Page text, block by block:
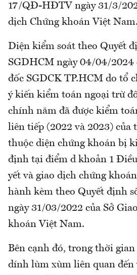
17/QĐ-HĐTV ngày 31/3/
dịch Chứng khoán Việt Nam.
Diện kiểm soát theo Quyết
SGDHCM ngày 04/04/2024
đốc SGDCK TP.HCM do tổ
ý kiến kiểm toán ngoại trừ
chính năm đã được kiểm
liên tiếp (2022 và 2023) của
thuộc diện chứng khoán bị
định tại điểm d khoản 1
yết và giao dịch chứng
hành kèm theo Quyết định
ngày 31/03/2022 của Sở
khoán Việt Nam.
Bên cạnh đó, trong thời
dính lùm xùm liên quan đến